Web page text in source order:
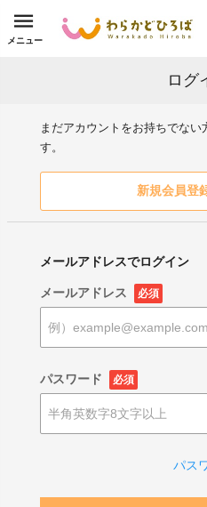
メニュー
ログ
まだアカウントをお持ちでな
す。
新規会員登
メールアドレスでログイン
メールアドレス 必須
パスワード 必須
パス